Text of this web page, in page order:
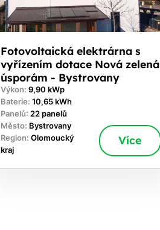
Fotovoltaická elektrárna s
vyřízením dotace Nová zelená
úsporám - Bystrovany
Výkon:9,90 kWp
Baterie:10,65 kWh
Panelů:22 panelů
Město: Bystrovany
Region:Olomoucký
kraj
Více